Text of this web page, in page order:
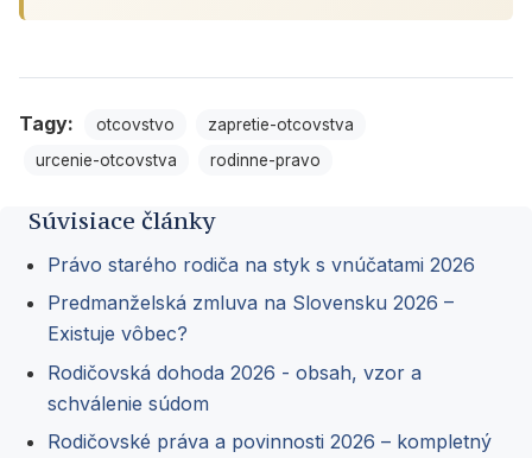
Tagy: otcovstvo
zapretie-otcovstva
urcenie-otcovstva
rodinne-pravo
Súvisiace články
Právo starého rodiča na styk s vnúčatami 2026
Predmanželská zmluva na Slovensku 2026 –
Existuje vôbec?
Rodičovská dohoda 2026 - obsah, vzor a
schválenie súdom
Rodičovské práva a povinnosti 2026 – kompletný